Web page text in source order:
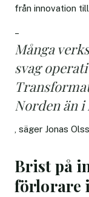
från innovation
–
Många
svag
Norden än i
, säger Jonas
Brist på
förlorare